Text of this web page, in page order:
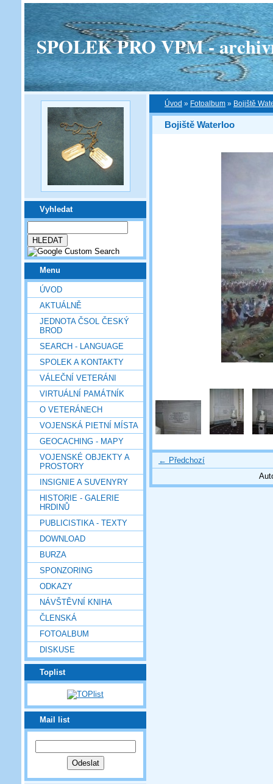
SPOLEK PRO VPM -
Vyhledat
Menu
ÚVOD
AKTUÁLNĚ
JEDNOTA ČSOL ČESKÝ
BROD
SEARCH - LANGUAGE
SPOLEK A KONTAKTY
VÁLEČNÍ VETERÁNI
VIRTUÁLNÍ PAMÁTNÍK
O VETERÁNECH
VOJENSKÁ PIETNÍ MÍSTA
GEOCACHING - MAPY
VOJENSKÉ OBJEKTY A
PROSTORY
INSIGNIE A SUVENYRY
HISTORIE - GALERIE
HRDINŮ
PUBLICISTIKA - TEXTY
DOWNLOAD
BURZA
SPONZORING
ODKAZY
NÁVŠTĚVNÍ KNIHA
ČLENSKÁ
FOTOALBUM
DISKUSE
Toplist
Mail list
Úvod » Fotoalbum » Bojiště
Bojiště Waterloo
← Předchozí